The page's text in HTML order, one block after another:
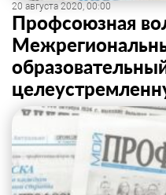
20 августа 2020, 00:00
Профсоюзная